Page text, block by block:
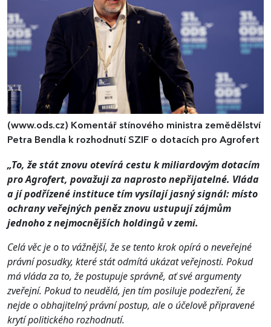
(www.ods.cz) Komentář stínového ministra zemědělství
Petra Bendla k rozhodnutí SZIF o dotacích pro Agrofert
„To, že stát znovu otevírá cestu k miliardovým dotacím
pro Agrofert, považuji za naprosto nepřijatelné. Vláda
a jí podřízené instituce tím vysílají jasný signál: místo
ochrany veřejných peněz znovu ustupují zájmům
jednoho z nejmocnějších holdingů v zemi.
Celá věc je o to vážnější, že se tento krok opírá o neveřejné
právní posudky, které stát odmítá ukázat veřejnosti. Pokud
má vláda za to, že postupuje správně, ať své argumenty
zveřejní. Pokud to neudělá, jen tím posiluje podezření, že
nejde o obhajitelný právní postup, ale o účelově připravené
krytí politického rozhodnutí.